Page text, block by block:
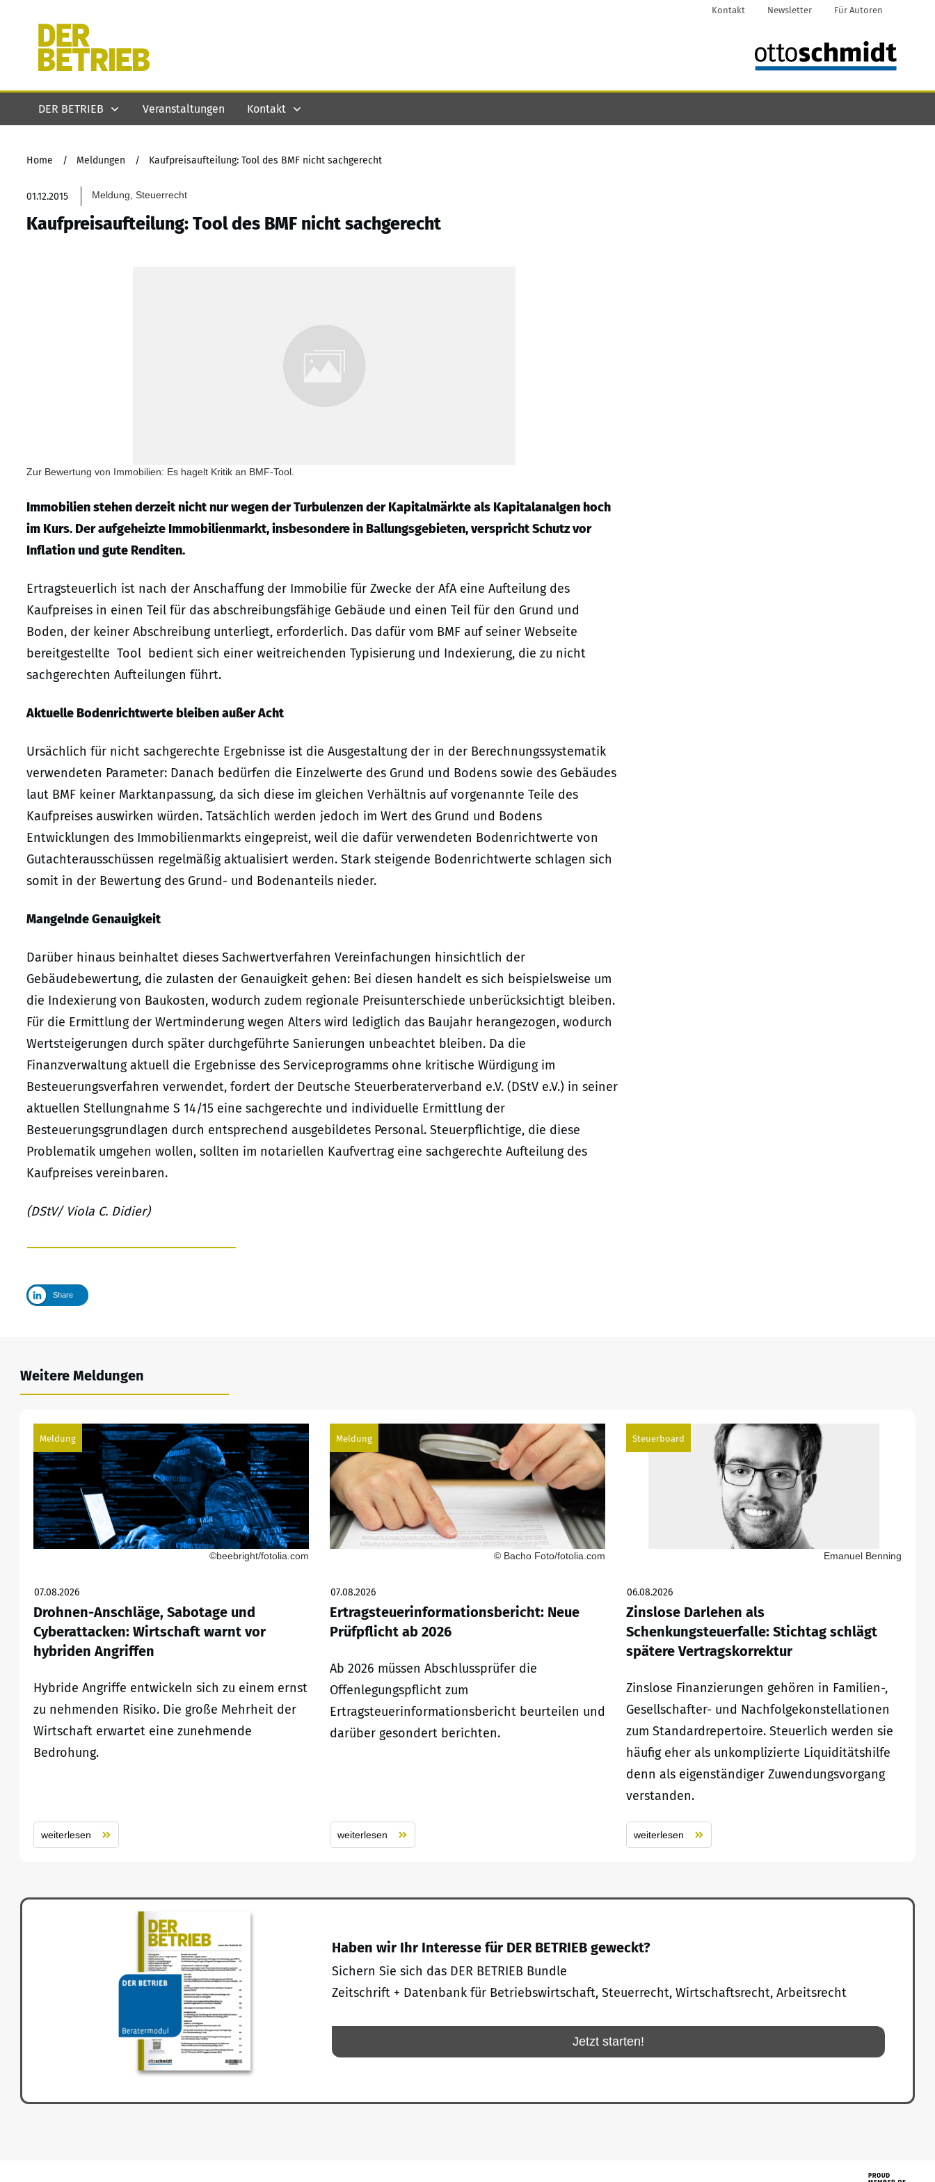
Kontakt Newsletter Für Autoren
DER BETRIEB Veranstaltungen Kontakt
Home / Meldungen / Kaufpreisaufteilung: Tool des BMF nicht sachgerecht
01.12.2015 Meldung, Steuerrecht
Kaufpreisaufteilung: Tool des BMF nicht sachgerecht
Zur Bewertung von Immobilien: Es hagelt Kritik an BMF-Tool.
Immobilien stehen derzeit nicht nur wegen der Turbulenzen der Kapitalmärkte als Kapitalanalgen hoch
im Kurs. Der aufgeheizte Immobilienmarkt, insbesondere in Ballungsgebieten, verspricht Schutz vor
Inflation und gute Renditen.
Ertragsteuerlich ist nach der Anschaffung der Immobilie für Zwecke der AfA eine Aufteilung des
Kaufpreises in einen Teil für das abschreibungsfähige Gebäude und einen Teil für den Grund und
Boden, der keiner Abschreibung unterliegt, erforderlich. Das dafür vom BMF auf seiner Webseite
bereitgestellte Tool bedient sich einer weitreichenden Typisierung und Indexierung, die zu nicht
sachgerechten Aufteilungen führt.
Aktuelle Bodenrichtwerte bleiben außer Acht
Ursächlich für nicht sachgerechte Ergebnisse ist die Ausgestaltung der in der Berechnungssystematik
verwendeten Parameter: Danach bedürfen die Einzelwerte des Grund und Bodens sowie des Gebäudes
laut BMF keiner Marktanpassung, da sich diese im gleichen Verhältnis auf vorgenannte Teile des
Kaufpreises auswirken würden. Tatsächlich werden jedoch im Wert des Grund und Bodens
Entwicklungen des Immobilienmarkts eingepreist, weil die dafür verwendeten Bodenrichtwerte von
Gutachterausschüssen regelmäßig aktualisiert werden. Stark steigende Bodenrichtwerte schlagen sich
somit in der Bewertung des Grund- und Bodenanteils nieder.
Mangelnde Genauigkeit
Darüber hinaus beinhaltet dieses Sachwertverfahren Vereinfachungen hinsichtlich der
Gebäudebewertung, die zulasten der Genauigkeit gehen: Bei diesen handelt es sich beispielsweise um
die Indexierung von Baukosten, wodurch zudem regionale Preisunterschiede unberücksichtigt bleiben.
Für die Ermittlung der Wertminderung wegen Alters wird lediglich das Baujahr herangezogen, wodurch
Wertsteigerungen durch später durchgeführte Sanierungen unbeachtet bleiben. Da die
Finanzverwaltung aktuell die Ergebnisse des Serviceprogramms ohne kritische Würdigung im
Besteuerungsverfahren verwendet, fordert der Deutsche Steuerberaterverband e.V. (DStV e.V.) in seiner
aktuellen Stellungnahme S 14/15 eine sachgerechte und individuelle Ermittlung der
Besteuerungsgrundlagen durch entsprechend ausgebildetes Personal. Steuerpflichtige, die diese
Problematik umgehen wollen, sollten im notariellen Kaufvertrag eine sachgerechte Aufteilung des
Kaufpreises vereinbaren.
(DStV/ Viola C. Didier)
Share
Weitere Meldungen
Meldung
©beebright/fotolia.com
07.08.2026
Drohnen-Anschläge, Sabotage und
Cyberattacken: Wirtschaft warnt vor
hybriden Angriffen
Hybride Angriffe entwickeln sich zu einem ernst
zu nehmenden Risiko. Die große Mehrheit der
Wirtschaft erwartet eine zunehmende
Bedrohung.
weiterlesen
Meldung
© Bacho Foto/fotolia.com
07.08.2026
Ertragsteuerinformationsbericht: Neue
Prüfpflicht ab 2026
Ab 2026 müssen Abschlussprüfer die
Offenlegungspflicht zum
Ertragsteuerinformationsbericht beurteilen und
darüber gesondert berichten.
weiterlesen
Steuerboard
Emanuel Benning
06.08.2026
Zinslose Darlehen als
Schenkungsteuerfalle: Stichtag schlägt
spätere Vertragskorrektur
Zinslose Finanzierungen gehören in Familien-,
Gesellschafter- und Nachfolgekonstellationen
zum Standardrepertoire. Steuerlich werden sie
häufig eher als unkomplizierte Liquiditätshilfe
denn als eigenständiger Zuwendungsvorgang
verstanden.
weiterlesen
Haben wir Ihr Interesse für DER BETRIEB geweckt?
Sichern Sie sich das DER BETRIEB Bundle
Zeitschrift + Datenbank für Betriebswirtschaft, Steuerrecht, Wirtschaftsrecht, Arbeitsrecht
Jetzt starten!